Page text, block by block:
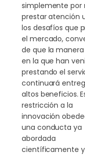
simplemente por
prestar atención
los desafíos que
el mercado,
de que la
en la que han
prestando el
continuará
altos beneficios.
restricción a la
innovación
una conducta ya
abordada
científicamente y